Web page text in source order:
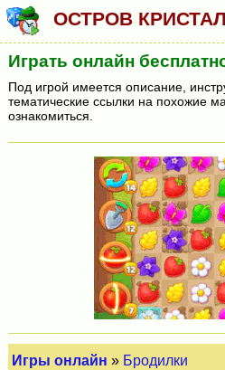
ОСТРОВ
Играть онлайн
Под игрой имеется описание,
тематические ссылки на похожие
ознакомиться.
Игры онлайн » Бродилки